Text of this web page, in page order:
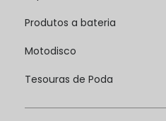
Produtos a bateria
Motodisco
Tesouras de Poda